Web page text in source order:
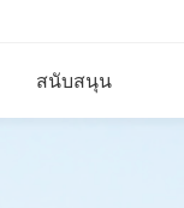
สนับสนุน